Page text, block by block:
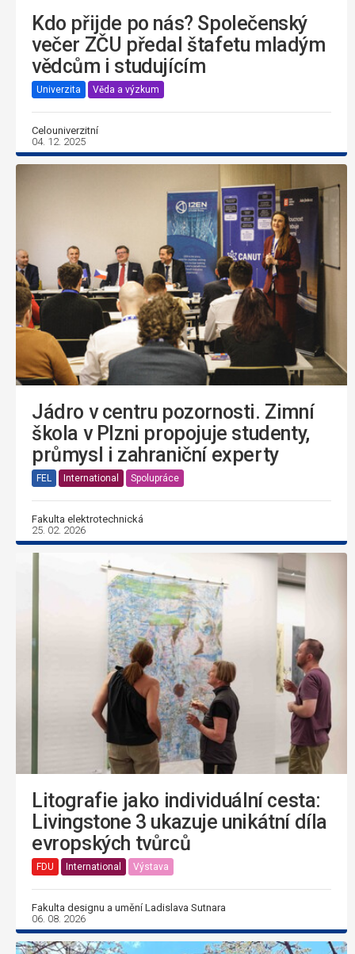
Kdo přijde po nás? Společenský
večer ZČU předal štafetu mladým
vědcům i studujícím
Univerzita Věda a výzkum
Celouniverzitní
04. 12. 2025
Jádro v centru pozornosti. Zimní
škola v Plzni propojuje studenty,
průmysl i zahraniční experty
FEL International Spolupráce
Fakulta elektrotechnická
25. 02. 2026
Litografie jako individuální cesta:
Livingstone 3 ukazuje unikátní díla
evropských tvůrců
FDU International Výstava
Fakulta designu a umění Ladislava Sutnara
06. 08. 2026